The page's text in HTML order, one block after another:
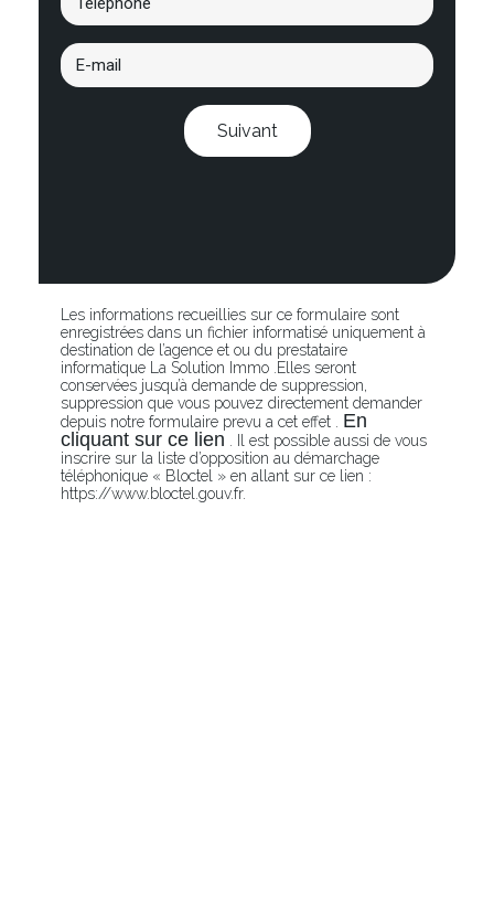
Suivant
Les informations recueillies sur ce formulaire sont
enregistrées dans un fichier informatisé uniquement à
destination de l’agence et ou du prestataire
informatique La Solution Immo .Elles seront
conservées jusqu’à demande de suppression,
suppression que vous pouvez directement demander
depuis notre formulaire prevu a cet effet . En
cliquant sur ce lien . Il est possible aussi de vous
inscrire sur la liste d’opposition au démarchage
téléphonique « Bloctel » en allant sur ce lien :
https://www.bloctel.gouv.fr.